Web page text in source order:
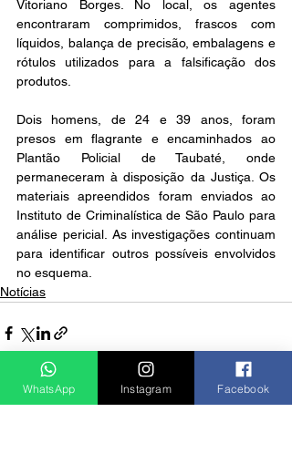
Vitoriano Borges. No local, os agentes
encontraram comprimidos, frascos com
líquidos, balança de precisão, embalagens e
rótulos utilizados para a falsificação dos
produtos.
Dois homens, de 24 e 39 anos, foram
presos em flagrante e encaminhados ao
Plantão Policial de Taubaté, onde
permaneceram à disposição da Justiça. Os
materiais apreendidos foram enviados ao
Instituto de Criminalística de São Paulo para
análise pericial. As investigações continuam
para identificar outros possíveis envolvidos
no esquema.
Notícias
Posts recentes
WhatsApp Instagram Facebook